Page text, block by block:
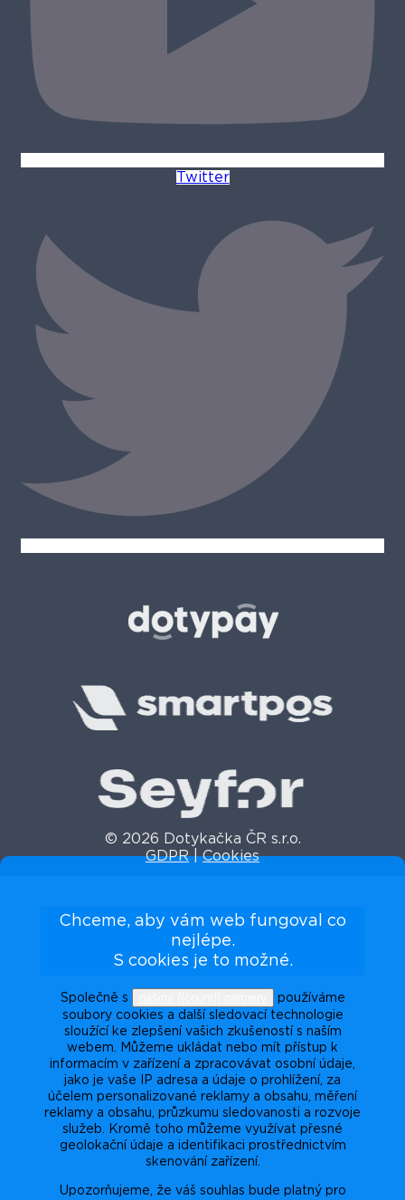
Twitter
© 2026 Dotykačka ČR s.r.o.
GDPR|Cookies
Chceme, aby vám web fungoval co
nejlépe.
S cookies je to možné.
Společně s
používáme
soubory cookies a další sledovací technologie
sloužící ke zlepšení vašich zkušeností s naším
webem. Můžeme ukládat nebo mít přístup k
informacím v zařízení a zpracovávat osobní údaje,
jako je vaše IP adresa a údaje o prohlížení, za
účelem personalizované reklamy a obsahu, měření
reklamy a obsahu, průzkumu sledovanosti a rozvoje
služeb. Kromě toho můžeme využívat přesné
geolokační údaje a identifikaci prostřednictvím
skenování zařízení.
Upozorňujeme, že váš souhlas bude platný pro